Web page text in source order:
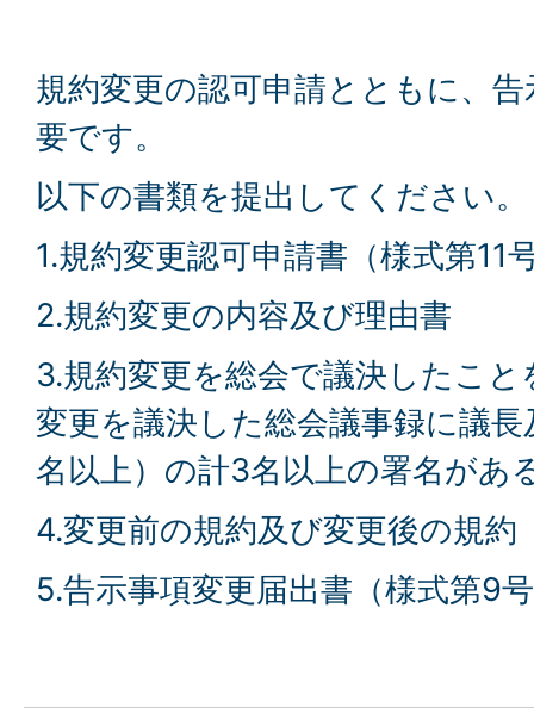
規約変更の認可申請とともに、
要です。
以下の書類を提出してください。
1.規約変更認可申請書（様式第11
2.規約変更の内容及び理由書
3.規約変更を総会で議決したこ
変更を議決した総会議事録に議
名以上）の計3名以上の署名があ
4.変更前の規約及び変更後の規約
5.告示事項変更届出書（様式第9